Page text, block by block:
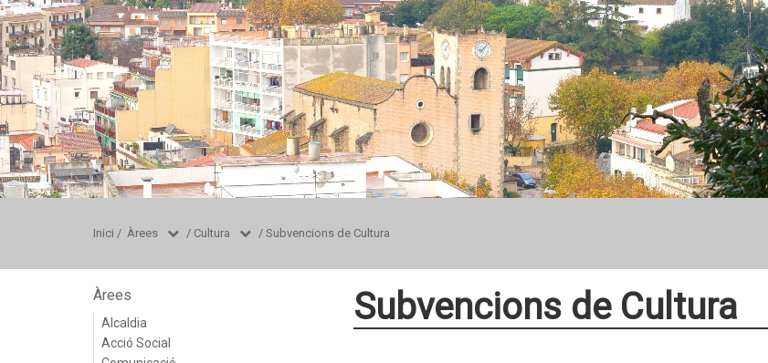
Inici / Àrees / Cultura / Subvencions de Cultura
Àrees
Alcaldia
Acció Social
Subvencions de Cultura